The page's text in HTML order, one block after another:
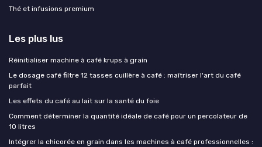
Thé et infusions premium
Les plus lus
Réinitialiser machine à café krups à grain
Le dosage café filtre 12 tasses cuillère à café : maîtriser l'art du café
parfait
Les effets du café au lait sur la santé du foie
Comment déterminer la quantité idéale de café pour un percolateur de
10 litres
Intégrer la chicorée en grain dans les machines à café professionnelles :